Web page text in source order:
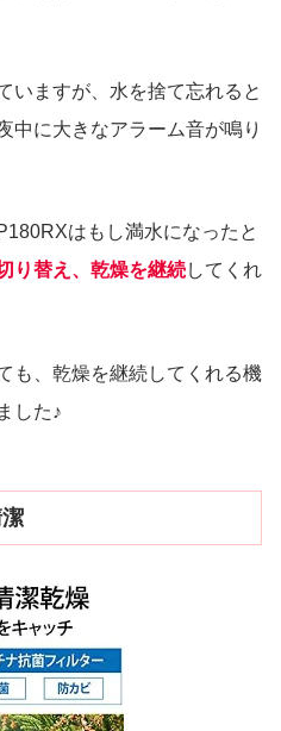
いますが、水を捨て忘れると
中に大きなアラーム音が鳴り
はもし満水になったと
り替え、乾燥を継続してくれ
も、乾燥を継続してくれる機
した♪